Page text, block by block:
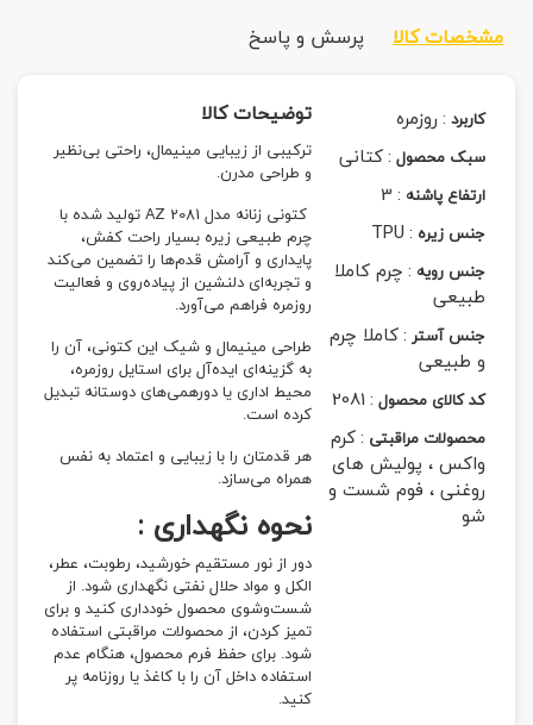
مشخصات کالا پرسش و پاسخ
کاربرد :روزمره
سبک محصول :کتانی
ارتفاع پاشنه :
3
جنس زیره :
TPU
جنس رویه :چرم کاملا
طبیعی
جنس آستر :کاملا چرم
و طبیعی
کد کالای محصول :
2081
محصولات مراقبتی :کرم
واکس ، پولیش های
روغنی ، فوم شست و
شو
توضیحات کالا
ترکیبی از زیبایی مینیمال، راحتی بی‌نظیر
و طراحی مدرن.
کتونی زنانه مدل AZ 2081 تولید شده با
چرم طبیعی زیره بسیار راحت کفش،
پایداری و آرامش قدم‌ها را تضمین می‌کند
و تجربه‌ای دلنشین از پیاده‌روی و فعالیت
روزمره فراهم می‌آورد.
طراحی مینیمال و شیک این کتونی، آن را
به گزینه‌ای ایده‌آل برای استایل روزمره،
محیط اداری یا دورهمی‌های دوستانه تبدیل
کرده است.
هر قدمتان را با زیبایی و اعتماد به نفس
همراه می‌سازد.
نحوه نگهداری :
دور از نور مستقیم خورشید، رطوبت، عطر،
الکل و مواد حلال نفتی نگهداری شود. از
شست‌وشوی محصول خودداری کنید و برای
تمیز کردن، از محصولات مراقبتی استفاده
شود. برای حفظ فرم محصول، هنگام عدم
استفاده داخل آن را با کاغذ یا روزنامه پر
کنید.